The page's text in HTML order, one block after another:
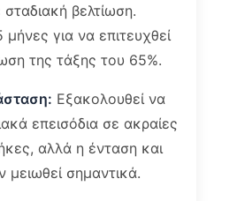
βελτίωση.
για να επιτευχθεί
της τάξης του 65%.
Εξακολουθεί να
επεισόδια σε ακραίες
αλλά η ένταση και
μειωθεί σημαντικά.